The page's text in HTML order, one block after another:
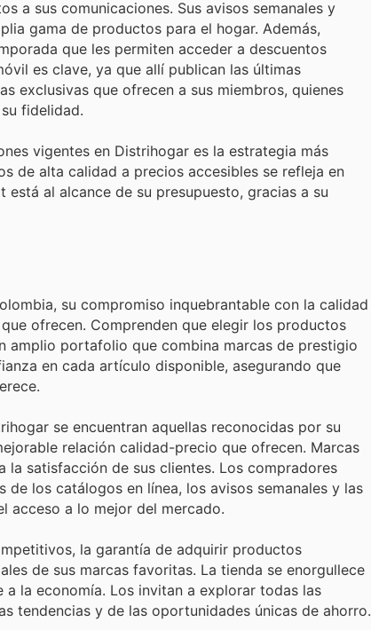
a sus comunicaciones. Sus avisos semanales y
gama de productos para el hogar. Además,
que les permiten acceder a descuentos
es clave, ya que allí publican las últimas
exclusivas que ofrecen a sus miembros, quienes
fidelidad.
vigentes en Distrihogar es la estrategia más
de alta calidad a precios accesibles se refleja en
al alcance de su presupuesto, gracias a su
su compromiso inquebrantable con la calidad
ofrecen. Comprenden que elegir los productos
amplio portafolio que combina marcas de prestigio
en cada artículo disponible, asegurando que
se encuentran aquellas reconocidas por su
relación calidad-precio que ofrecen. Marcas
satisfacción de sus clientes. Los compradores
los catálogos en línea, los avisos semanales y las
acceso a lo mejor del mercado.
la garantía de adquirir productos
de sus marcas favoritas. La tienda se enorgullece
la economía. Los invitan a explorar todas las
tendencias y de las oportunidades únicas de ahorro.